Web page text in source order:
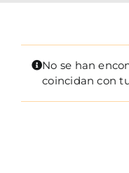
No se han
coincidan con